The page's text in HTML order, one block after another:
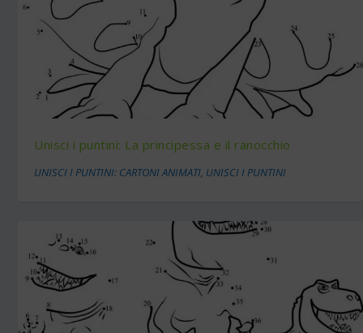
Unisci i puntini: La principessa e il ranocchio
UNISCI I PUNTINI: CARTONI ANIMATI UNISCI I PUNTINI